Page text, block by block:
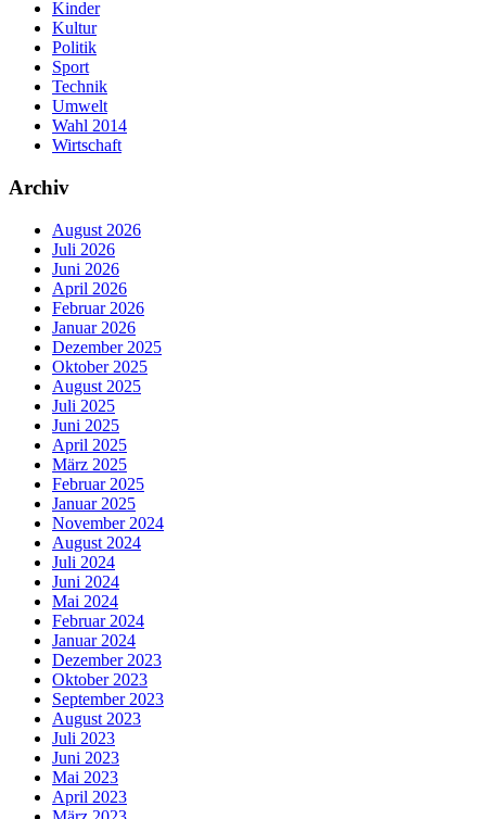
Kinder
Kultur
Politik
Sport
Technik
Umwelt
Wahl 2014
Wirtschaft
Archiv
August 2026
Juli 2026
Juni 2026
April 2026
Februar 2026
Januar 2026
Dezember 2025
Oktober 2025
August 2025
Juli 2025
Juni 2025
April 2025
März 2025
Februar 2025
Januar 2025
November 2024
August 2024
Juli 2024
Juni 2024
Mai 2024
Februar 2024
Januar 2024
Dezember 2023
Oktober 2023
September 2023
August 2023
Juli 2023
Juni 2023
Mai 2023
April 2023